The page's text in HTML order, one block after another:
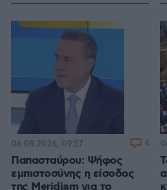
Παπασταύρου: Ψήφος
εμπιστοσύνης η είσοδος
της Meridiam για το
06.08.2026, 09:57 4